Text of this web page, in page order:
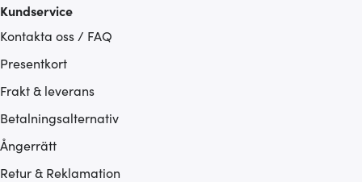
Kundservice
Kontakta oss / FAQ
Presentkort
Frakt & leverans
Betalningsalternativ
Ångerrätt
Retur & Reklamation